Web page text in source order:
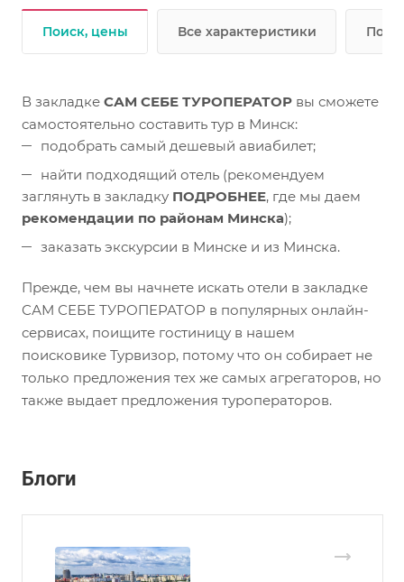
Поиск, цены Все характеристики
В закладке САМ СЕБЕ ТУРОПЕРАТОР вы сможете
самостоятельно составить тур в Минск:
подобрать самый дешевый авиабилет;
найти подходящий отель (рекомендуем
заглянуть в закладку ПОДРОБНЕЕ, где мы даем
рекомендации по районам Минска);
заказать экскурсии в Минске и из Минска.
Прежде, чем вы начнете искать отели в закладке
САМ СЕБЕ ТУРОПЕРАТОР в популярных онлайн-
сервисах, поищите гостиницу в нашем
поисковике Турвизор, потому что он собирает не
только предложения тех же самых агрегаторов, но
также выдает предложения туроператоров.
Блоги